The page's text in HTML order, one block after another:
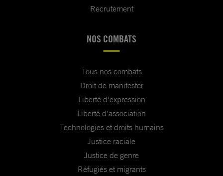
Recrutement
NOS COMBATS
Tous nos combats
Droit de manifester
Liberté d'expression
Liberté d'association
Technologies et droits humains
Justice raciale
Justice de genre
Réfugiés et migrants